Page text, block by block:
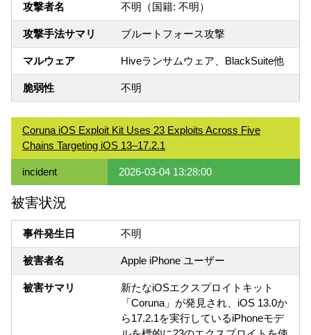
攻撃者名 不明（国籍: 不明）
攻撃手法サマリ ブルートフォース攻撃
マルウェア Hiveランサムウェア、BlackSuite他
脆弱性 不明
Coruna iOS Exploit Kit Uses 23 Exploits Across Five
Chains Targeting iOS 13–17.2.1
incident 2026-03-04 13:28:00
被害状況
事件発生日 不明
被害者名 Apple iPhone ユーザー
被害サマリ
新たなiOSエクスプロイトキット
「Coruna」が発見され、iOS 13.0か
ら17.2.1を実行しているiPhoneモデ